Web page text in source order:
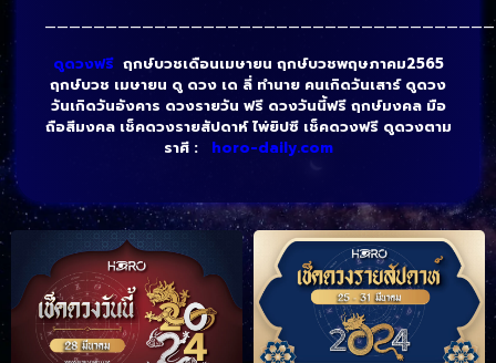
ดูดวงฟรีฤกษ์บวชเดือนเมษายน ฤกษ์บวชพฤษภาคม2565
ฤกษ์บวช เมษายน ดู ดวง เด ลี่ ทํานาย คนเกิดวันเสาร์ ดูดวง
วันเกิดวันอังคาร ดวงรายวัน ฟรี ดวงวันนี้ฟรี ฤกษ์มงคล มือ
ถือสีมงคล เช็คดวงรายสัปดาห์ ไพ่ยิปซี เช็คดวงฟรี ดูดวงตาม
ราศี : horo-daily.com